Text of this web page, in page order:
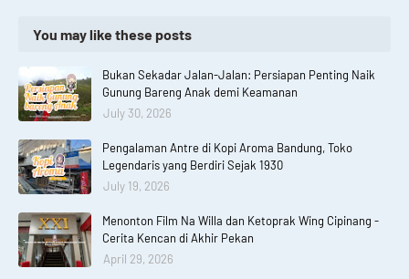
You may like these posts
Bukan Sekadar Jalan-Jalan: Persiapan Penting Naik
Gunung Bareng Anak demi Keamanan
July 30, 2026
Pengalaman Antre di Kopi Aroma Bandung, Toko
Legendaris yang Berdiri Sejak 1930
July 19, 2026
Menonton Film Na Willa dan Ketoprak Wing Cipinang -
Cerita Kencan di Akhir Pekan
April 29, 2026